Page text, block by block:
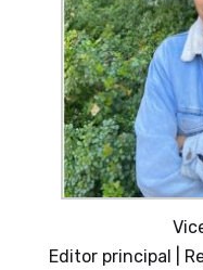
Editor principal |